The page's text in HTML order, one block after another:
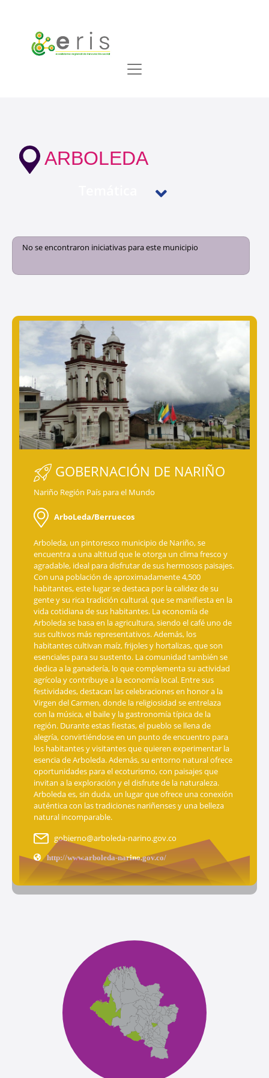
ARBOLEDA
No se encontraron iniciativas para este municipio
GOBERNACIÓN DE NARIÑO
Nariño Región País para el Mundo
ArboLeda/Berruecos
Arboleda, un pintoresco municipio de Nariño, se
encuentra a una altitud que le otorga un clima fresco y
agradable, ideal para disfrutar de sus hermosos paisajes.
Con una población de aproximadamente 4,500
habitantes, este lugar se destaca por la calidez de su
gente y su rica tradición cultural, que se manifiesta en la
vida cotidiana de sus habitantes. La economía de
Arboleda se basa en la agricultura, siendo el café uno de
sus cultivos más representativos. Además, los
habitantes cultivan maíz, frijoles y hortalizas, que son
esenciales para su sustento. La comunidad también se
dedica a la ganadería, lo que complementa su actividad
agrícola y contribuye a la economía local. Entre sus
festividades, destacan las celebraciones en honor a la
Virgen del Carmen, donde la religiosidad se entrelaza
con la música, el baile y la gastronomía típica de la
región. Durante estas fiestas, el pueblo se llena de
alegría, convirtiéndose en un punto de encuentro para
los habitantes y visitantes que quieren experimentar la
esencia de Arboleda. Además, su entorno natural ofrece
oportunidades para el ecoturismo, con paisajes que
invitan a la exploración y el disfrute de la naturaleza.
Arboleda es, sin duda, un lugar que ofrece una conexión
auténtica con las tradiciones nariñenses y una belleza
natural incomparable.
gobierno@arboleda-narino.gov.co
http://www.arboleda-narino.gov.co/